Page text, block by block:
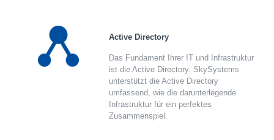
Active Directory
Das Fundament Ihrer IT und Infrastruktur
ist die Active Directory. SkySystems
unterstützt die Active Directory
umfassend, wie die darunterlegende
Infrastruktur für ein perfektes
Zusammenspiel.